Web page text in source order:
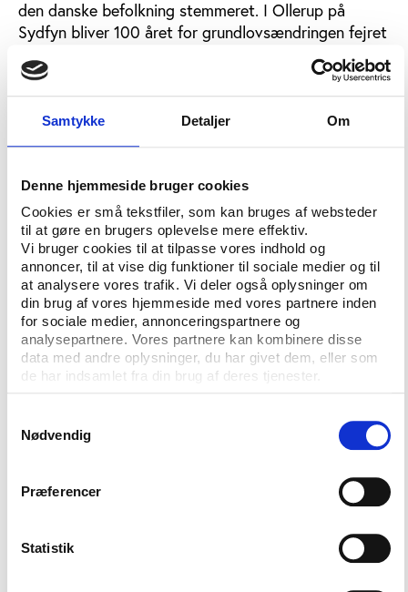
Samtykke Detaljer Om
Denne hjemmeside bruger cookies
Cookies er små tekstfiler, som kan bruges af websteder
til at gøre en brugers oplevelse mere effektiv.
Vi bruger cookies til at tilpasse vores indhold og
annoncer, til at vise dig funktioner til sociale medier og til
at analysere vores trafik. Vi deler også oplysninger om
din brug af vores hjemmeside med vores partnere inden
for sociale medier, annonceringspartnere og
analysepartnere. Vores partnere kan kombinere disse
data med andre oplysninger, du har givet dem, eller som
de har indsamlet fra din brug af deres tjenester.
Nødvendig
Præferencer
Statistik
den danske befolkning stemmeret. I Ollerup på
Sydfyn bliver 100 året for grundlovsændringen fejret
med en to måneder lang Demokratifestival.
Festivalen er arrangeret at de frie skoler Ollerup
Friskole, Ollerup Efterskole for Sang og Musik,
Gymnastikhøjskolen i Ollerup og Den frie
grundlovsdag den 5. juni byder festivalen på en lang
række udstillinger, koncerter, forestillinger og
foredrag om bl.a. demokratiet, grundlovsændringen
og kvinders stemmeret.
Festivalen afsluttes med en stor grundlovsfest den
4.-5. juni, hvor der vil være boder, musik, workshops,
samtalecafeer og paneldebatter med fokus på
demokratiet og den demokratiske dannelse.
På Gymnastikhøjskolen i Ollerup vil en af debatterne
idrætsforeninger og drøfte emner som inklusion,
integration og frivillighed, mens andre debatter vil
ytringsfrihed, køn og bæredygtighed.
Grundlovsfesten, men arrangørerne forventer i år op